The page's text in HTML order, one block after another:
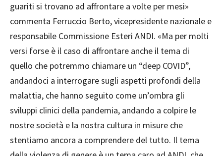
guariti si trovano ad affrontare a volte per mesi»
commenta Ferruccio Berto, vicepresidente nazionale e
responsabile Commissione Esteri ANDI. «Ma per molti
versi forse è il caso di affrontare anche il tema di
quello che potremmo chiamare un “deep COVID”,
andandoci a interrogare sugli aspetti profondi della
malattia, che hanno seguito come un’ombra gli
sviluppi clinici della pandemia, andando a colpire le
nostre società e la nostra cultura in misure che
stentiamo ancora a comprendere del tutto. Il tema